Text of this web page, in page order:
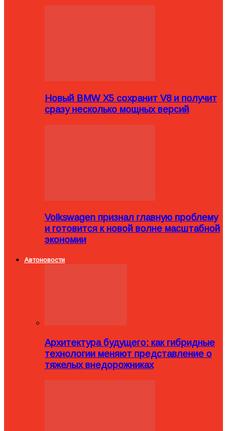
Новый BMW X5 сохранит V8 и получит
сразу несколько мощных версий
Volkswagen признал главную проблему
и готовится к новой волне масштабной
экономии
Автоновости
Архитектура будущего: как гибридные
технологии меняют представление о
тяжелых внедорожниках